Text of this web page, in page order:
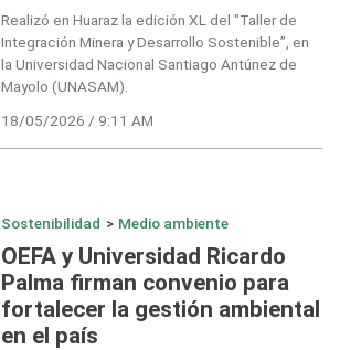
Realizó en Huaraz la edición XL del "Taller de
Integración Minera y Desarrollo Sostenible”, en
la Universidad Nacional Santiago Antúnez de
Mayolo (UNASAM).
18/05/2026 / 9:11 AM
Sostenibilidad > Medio ambiente
OEFA y Universidad Ricardo
Palma firman convenio para
fortalecer la gestión ambiental
en el país